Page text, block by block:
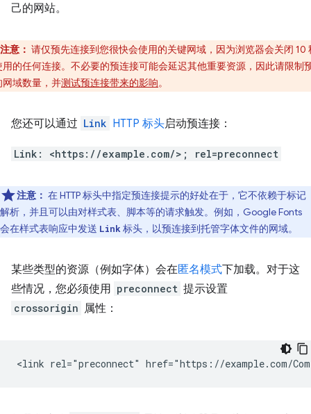
己的网站。
注意： 请仅预先连接到您很快会使用的关键网域，因为浏览器会关闭 10
用的任何连接。不必要的预连接可能会延迟其他重要资源，因此请限制
网域数量，并测试预连接带来的影响。
您还可以通过 Link HTTP 标头启动预连接：
Link: <https://example.com/>; rel=preconnect
注意： 在 HTTP 标头中指定预连接提示的好处在于，它不依赖于标记
解析，并且可以由对样式表、脚本等的请求触发。例如，Google Fonts
会在样式表响应中发送 Link 标头，以预连接到托管字体文件的网域。
某些类型的资源（例如字体）会在匿名模式下加载。对于这
些情况，您必须使用 preconnect 提示设置
crossorigin 属性：